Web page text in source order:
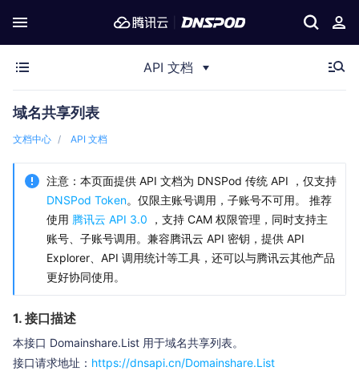
API 文档
域名共享列表
文档中心 API 文档
注意：本页面提供 API 文档为 DNSPod 传统 API ，仅支持
DNSPod Token。仅限主账号调用，子账号不可用。 推荐
使用 腾讯云 API 3.0 ，支持 CAM 权限管理，同时支持主
账号、子账号调用。兼容腾讯云 API 密钥，提供 API
Explorer、API 调用统计等工具，还可以与腾讯云其他产品
更好协同使用。
1. 接口描述
本接口 Domainshare.List 用于域名共享列表。
接口请求地址： https://dnsapi.cn/Domainshare.List